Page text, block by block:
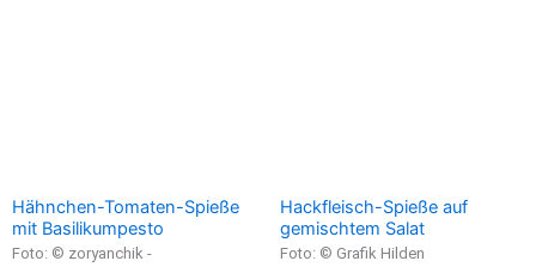
Hähnchen-Tomaten-Spieße
mit Basilikumpesto
Foto: © zoryanchik -
Hackfleisch-Spieße auf
gemischtem Salat
Foto: © Grafik Hilden